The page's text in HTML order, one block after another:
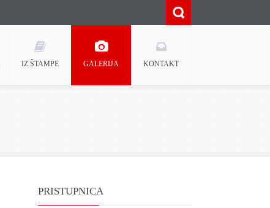
IZ ŠTAMPE GALERIJA KONTAKT
PRISTUPNICA